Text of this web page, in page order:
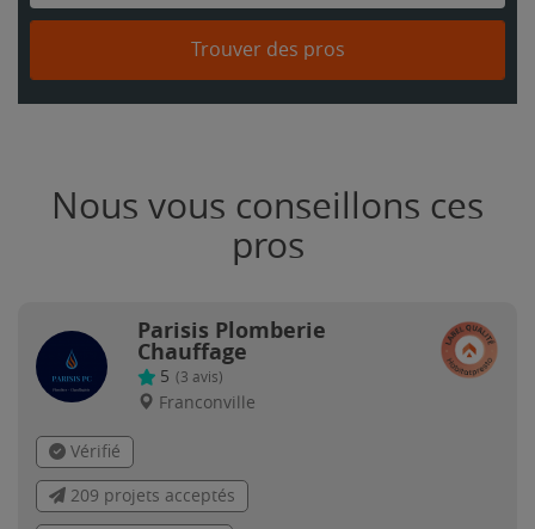
Trouver des pros
Nous vous conseillons ces
pros
Parisis Plomberie
Chauffage
5 (3 avis)
Franconville
Vérifié
209 projets acceptés